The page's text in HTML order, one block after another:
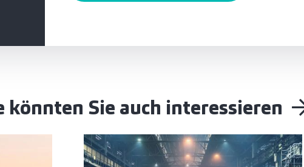
könnten Sie auch interessieren